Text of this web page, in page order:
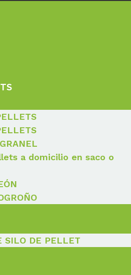
a domicilio en saco o
SILO DE PELLET